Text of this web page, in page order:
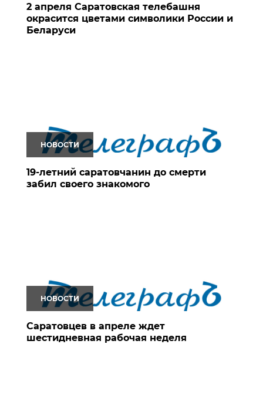
2 апреля Саратовская телебашня
окрасится цветами символики России и
Беларуси
НОВОСТИ
19-летний саратовчанин до смерти
забил своего знакомого
НОВОСТИ
Саратовцев в апреле ждет
шестидневная рабочая неделя